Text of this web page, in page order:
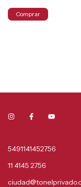
Comprar
5491141452756
11 4145 2756